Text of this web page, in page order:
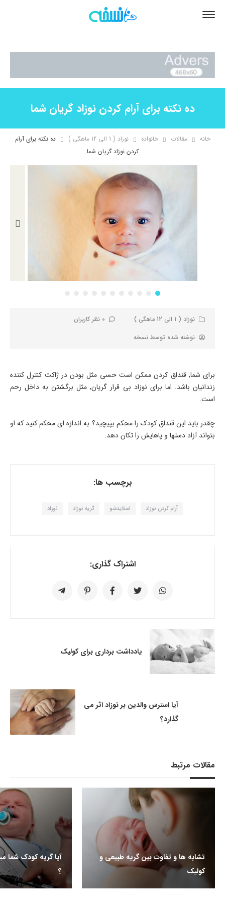
ده نکته برای آرام کردن نوزاد گریان شما
خانه مقالات خانواده نوزاد ( 1 الی 12 ماهگی )
ده نکته برای آرام
کردن نوزاد گریان شما
نوزاد ( 1 الی 12 ماهگی )
0 نظر کاربران
نوشته شده توسط نسخه
برای شما, قنداق کردن ممکن است حسی مثل بودن در ژاکت کنترل کننده
زندانیان باشد. اما برای نوزاد بی قرار گریان, مثل برگشتن به داخل رحم
است.
چقدر باید این قنداق کودک را محکم بپیچید؟ به اندازه ای محکم کنید که او
بتواند آزاد دستها و پاهایش را تکان دهد.
برچسب ها:
آرام کردن نوزاد اسلایدشو گریه نوزاد نوزاد
اشتراک گذاری:
یادداشت برداری برای کولیک
آیا استرس والدین بر نوزاد اثر می
گذارد؟
مقالات مرتبط
تشابه ها و تفاوت بین گریه طبیعی و
کولیک
آیا گریه کودک شما
؟